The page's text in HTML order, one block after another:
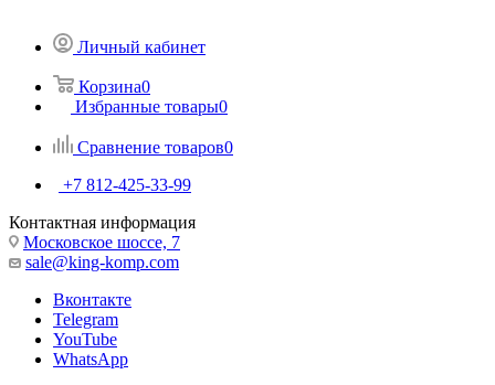
Личный кабинет
Корзина0
Избранные товары0
Сравнение товаров0
+7 812-425-33-99
Контактная информация
Московское шоссе, 7
sale@king-komp.com
Вконтакте
Telegram
YouTube
WhatsApp